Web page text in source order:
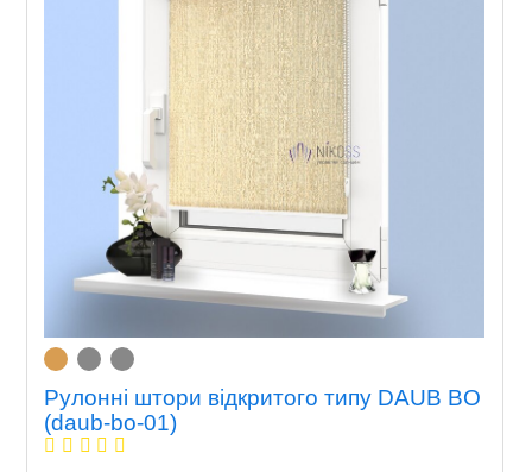
Рулонні штори відкритого типу DAUB BO
(daub-bo-01)